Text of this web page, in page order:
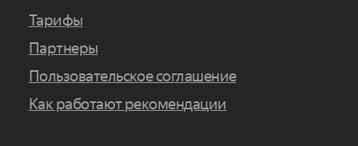
Тарифы
Партнеры
Пользовательское соглашение
Как работают рекомендации